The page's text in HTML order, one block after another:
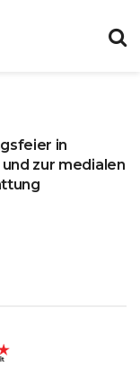
in
zur medialen